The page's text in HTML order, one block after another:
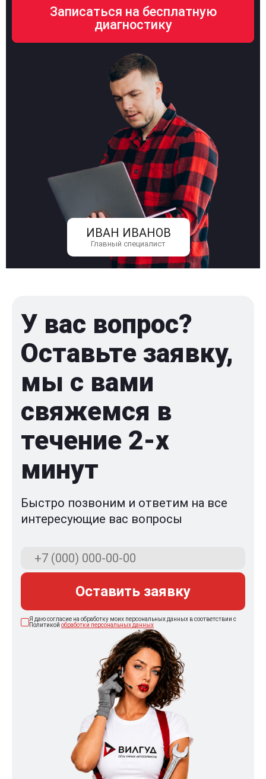
ИВАН ИВАНОВ
Главный специалист
У вас вопрос?
Оставьте заявку,
мы с вами
свяжемся в
течение 2-x
минут
Быстро позвоним и ответим на все
интересующие вас вопросы
Оставить заявку
Я даю согласие на обработку моих персональных данных в соответствии с
Политикой обработки персональных данных